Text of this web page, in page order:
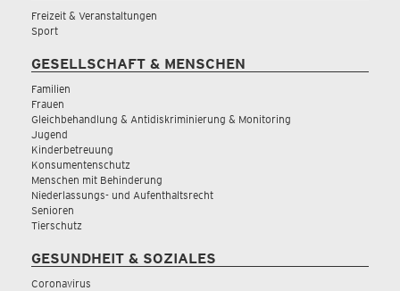
Freizeit & Veranstaltungen
Sport
GESELLSCHAFT & MENSCHEN
Familien
Frauen
Gleichbehandlung & Antidiskriminierung & Monitoring
Jugend
Kinderbetreuung
Konsumentenschutz
Menschen mit Behinderung
Niederlassungs- und Aufenthaltsrecht
Senioren
Tierschutz
GESUNDHEIT & SOZIALES
Coronavirus